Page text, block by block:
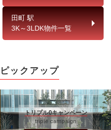
田町 駅
3K～3LDK物件一覧
ックアップ
トリプル0キャンペーン
triple campaign